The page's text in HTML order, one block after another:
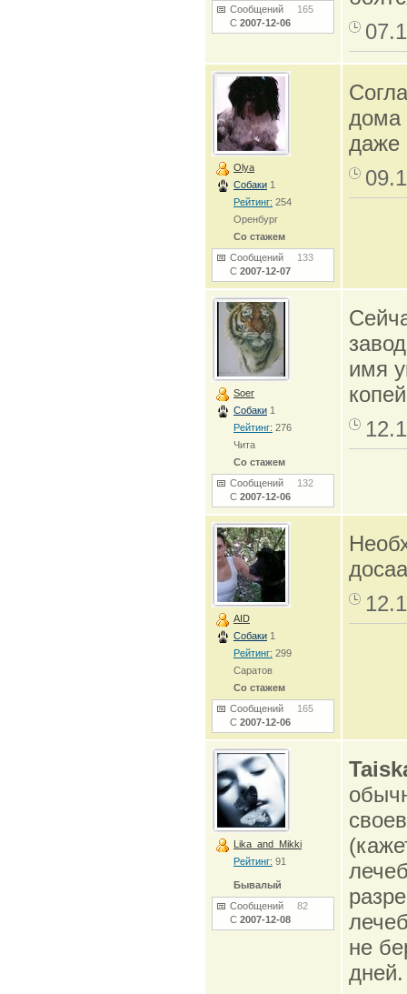
Сообщений 165
С 2007-12-06
Olya
Собаки 1
Рейтинг: 254
Оренбург
Со стажем
Сообщений 133
С 2007-12-07
дома
даже
Soer
Собаки 1
Рейтинг: 276
Чита
Со стажем
Сообщений 132
С 2007-12-06
имя
AID
Собаки 1
Рейтинг: 299
Саратов
Со стажем
Сообщений 165
С 2007-12-06
Lika_and_Mikki
Рейтинг: 91
Бывалый
Сообщений 82
С 2007-12-08
не
дней.